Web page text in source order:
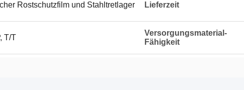
Rostschutzfilm und Stahltretlager Lieferzeit
T/T
Versorgungsmaterial-
Fähigkeit